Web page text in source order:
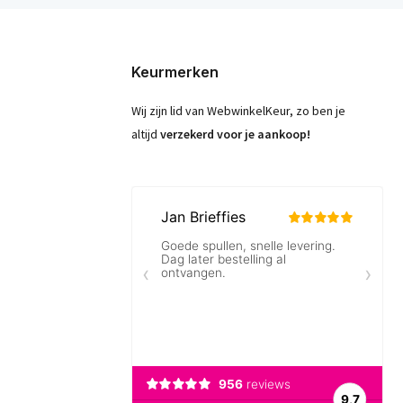
Keurmerken
Wij zijn lid van WebwinkelKeur, zo ben je
altijd verzekerd voor je aankoop!